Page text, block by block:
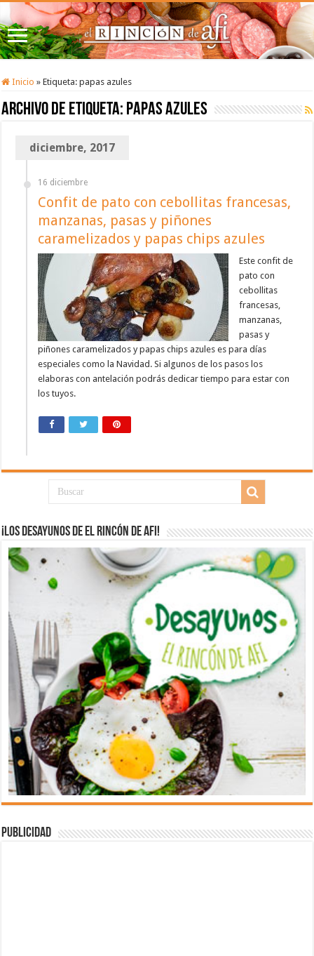
Inicio » Etiqueta:papas azules
Archivo de etiqueta: papas azules
diciembre, 2017
16 diciembre
Confit de pato con cebollitas francesas,
manzanas, pasas y piñones
caramelizados y papas chips azules
Este confit de
pato con
cebollitas
francesas,
manzanas,
pasas y
piñones caramelizados y papas chips azules es para días
especiales como la Navidad. Si algunos de los pasos los
elaboras con antelación podrás dedicar tiempo para estar con
los tuyos.
¡Los desayunos de El Rincón de Afi!
Publicidad